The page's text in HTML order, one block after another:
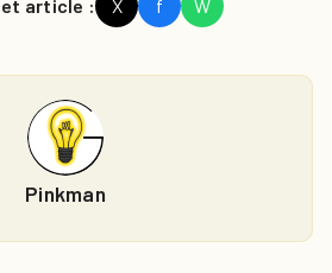
article : X f W
Pinkman